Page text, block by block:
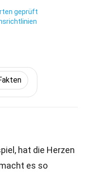
geprüft
hat die Herzen
es so